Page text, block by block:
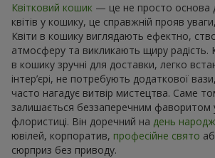
Квітковий кошик — це не просто основа
квітів у кошику, це справжній прояв
Квіти в кошику виглядають ефектно,
атмосферу та викликають щиру радість.
в кошику зручні для доставки, легко
інтер’єрі, не потребують додаткової
часто нагадує витвір мистецтва. Саме
залишається беззаперечним фаворитом
флористиці. Він доречний на день
ювілей, корпоратив, професійне свято
сюрприз без приводу.